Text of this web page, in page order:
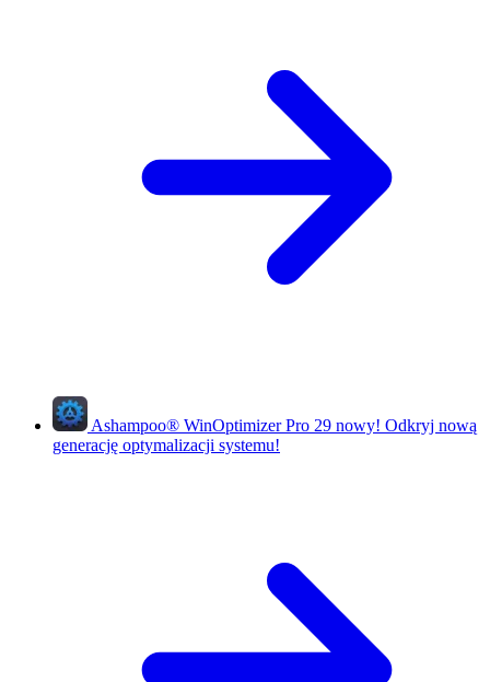
Ashampoo® WinOptimizer Pro 29 nowy! Odkryj nową
generację optymalizacji systemu!